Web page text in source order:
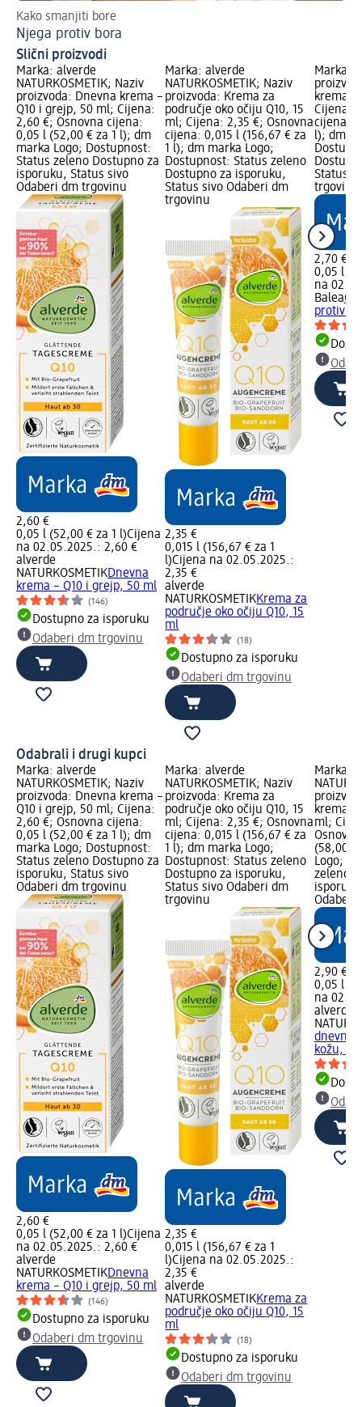
Kako smanjiti bore
Njega protiv bora
Slični proizvodi
Marka: alverde
NATURKOSMETIK; Naziv
proizvoda: Dnevna krema –
Q10 i grejp, 50 ml; Cijena:
2,60 €; Osnovna cijena:
0,05 l (52,00 € za 1 l); dm
marka Logo; Dostupnost:
Status zeleno Dostupno za
isporuku, Status sivo
Odaberi dm trgovinu
2,60 €
0,05 l (52,00 € za 1 l)Cijena
na 02.05.2025.: 2,60 €
alverde
NATURKOSMETIKDnevna
krema – Q10 i grejp, 50 ml
(146)
Dostupno za isporuku
Odaberi dm trgovinu
Marka: alverde
NATURKOSMETIK; Naziv
proizvoda: Krema za
područje oko očiju Q10, 15
ml; Cijena: 2,35 €; Osnovna
cijena: 0,015 l (156,67 € za
1 l); dm marka Logo;
Dostupnost: Status zeleno
Dostupno za isporuku,
Status sivo Odaberi dm
trgovinu
2,35 €
0,015 l (156,67 € za 1
l)Cijena na 02.05.2025.:
2,35 €
alverde
NATURKOSMETIKKrema za
područje oko očiju Q10, 15
ml
(18)
Dostupno za isporuku
Odaberi dm trgovinu
Marka:
krema
Cijena:
cijena:
l); dm
Status
trgovinu
2,70 €
0,05 l
na
Balea
protiv
Odabrali i drugi kupci
Marka: alverde
NATURKOSMETIK; Naziv
proizvoda: Dnevna krema –
Q10 i grejp, 50 ml; Cijena:
2,60 €; Osnovna cijena:
0,05 l (52,00 € za 1 l); dm
marka Logo; Dostupnost:
Status zeleno Dostupno za
isporuku, Status sivo
Odaberi dm trgovinu
2,60 €
0,05 l (52,00 € za 1 l)Cijena
na 02.05.2025.: 2,60 €
alverde
NATURKOSMETIKDnevna
krema – Q10 i grejp, 50 ml
(146)
Dostupno za isporuku
Odaberi dm trgovinu
Marka: alverde
NATURKOSMETIK; Naziv
proizvoda: Krema za
područje oko očiju Q10, 15
ml; Cijena: 2,35 €; Osnovna
cijena: 0,015 l (156,67 € za
1 l); dm marka Logo;
Dostupnost: Status zeleno
Dostupno za isporuku,
Status sivo Odaberi dm
trgovinu
2,35 €
0,015 l (156,67 € za 1
l)Cijena na 02.05.2025.:
2,35 €
alverde
NATURKOSMETIKKrema za
područje oko očiju Q10, 15
ml
(18)
Dostupno za isporuku
Odaberi dm trgovinu
Marka:
krema
ml;
(58,00 €
Logo;
zeleno
Odaberi
2,90 €
0,05 l
na
alverde
dnevna
kožu,